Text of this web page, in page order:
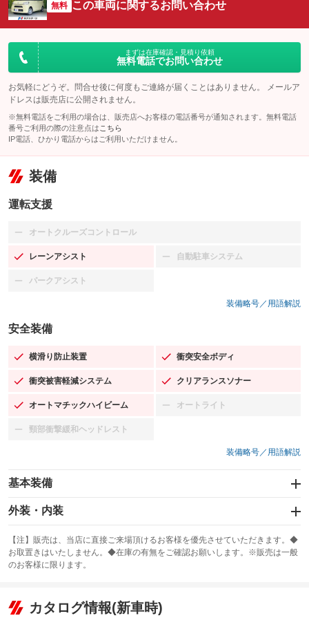
無料 この車両に関するお問い合わせ
まずは在庫確認・見積り依頼
無料電話でお問い合わせ
お気軽にどうぞ。問合せ後に何度もご連絡が届くことはありません。 メールア
ドレスは販売店に公開されません。
※無料電話をご利用の場合は、販売店へお客様の電話番号が通知されます。無料電話
番号ご利用の際の注意点は こちら
IP電話、ひかり電話からはご利用いただけません。
装備
運転支援
オートクルーズコントロール
：装備なし
レーンアシスト
：装備あり 自動駐車システム
：装備なし
パークアシスト
：装備なし
装備略号／用語解説
安全装備
横滑り防止装置
：装備あり 衝突安全ボディ
：装備あり
衝突被害軽減システム
：装備あり クリアランスソナー
：装備あり
オートマチックハイビーム
：装備あり オートライト
：装備なし
頸部衝撃緩和ヘッドレスト
：装備なし
装備略号／用語解説
基本装備
エアバッグ：運転席/助手席
：装備あり
：装備あり
サンルーフ
：装備なし ABS
リフトアップ
：装備なし
外装・内装
カーナビ
：装備なし
TV
：装備なし
ビジュアル
：装備なし
【注】販売は、当店に直接ご来場頂けるお客様を優先させていただきます。◆
お取置きはいたしません。◆在庫の有無をご確認お願いします。※販売は一般
のお客様に限ります。
カタログ情報(新車時)